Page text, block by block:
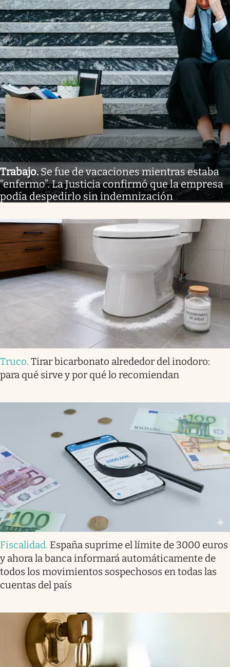
Trabajo.Se fue de vacaciones mientras estaba
“enfermo”. La Justicia confirmó que la empresa
podía despedirlo sin indemnización
Truco. Tirar bicarbonato alrededor del inodoro:
para qué sirve y por qué lo recomiendan
Fiscalidad. España suprime el límite de 3000 euros
y ahora la banca informará automáticamente de
todos los movimientos sospechosos en todas las
cuentas del país